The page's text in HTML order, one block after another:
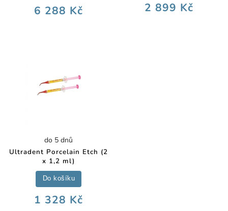
6 288 Kč 2 899 Kč
Ultradent Porcelain Etch (2
x 1,2 ml)
do 5 dnů
1 328 Kč
Do košíku